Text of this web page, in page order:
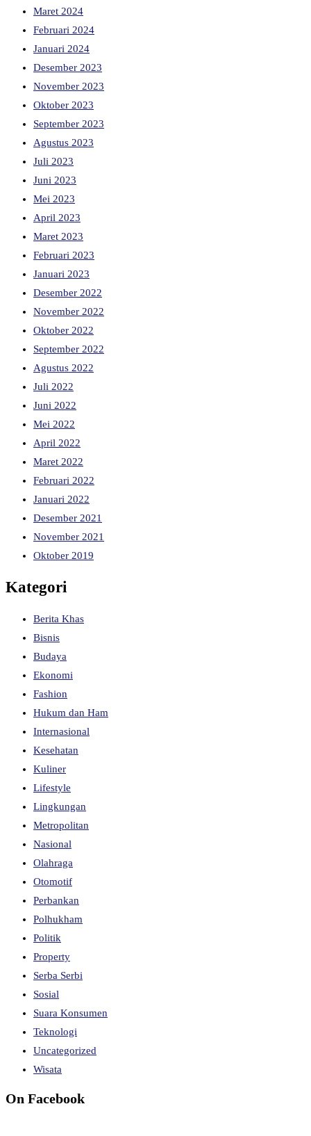
Maret 2024
Februari 2024
Januari 2024
Desember 2023
November 2023
Oktober 2023
September 2023
Agustus 2023
Juli 2023
Juni 2023
Mei 2023
April 2023
Maret 2023
Februari 2023
Januari 2023
Desember 2022
November 2022
Oktober 2022
September 2022
Agustus 2022
Juli 2022
Juni 2022
Mei 2022
April 2022
Maret 2022
Februari 2022
Januari 2022
Desember 2021
November 2021
Oktober 2019
Kategori
Berita Khas
Bisnis
Budaya
Ekonomi
Fashion
Hukum dan Ham
Internasional
Kesehatan
Kuliner
Lifestyle
Lingkungan
Metropolitan
Nasional
Olahraga
Otomotif
Perbankan
Polhukham
Politik
Property
Serba Serbi
Sosial
Suara Konsumen
Teknologi
Uncategorized
Wisata
On Facebook